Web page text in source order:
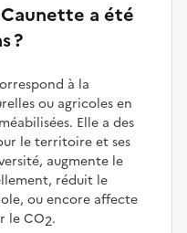
a été
?
à la
ou agricoles en
Elle a des
le territoire et ses
augmente le
réduit le
ou encore affecte
le CO2.